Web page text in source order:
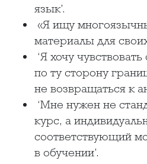
язык’.
«Я ищу
материалы для
‘Я хочу
по ту сторону
не возвращаться к
‘Мне нужен не
курс, а
соответствующий
в обучении’.